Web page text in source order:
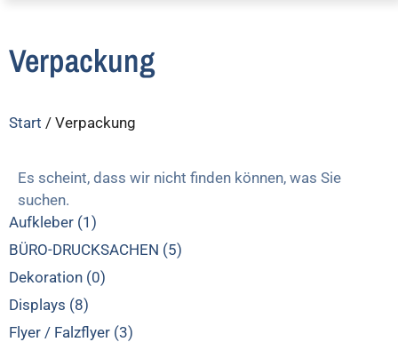
Verpackung
Start / Verpackung
Aufkleber (1)
BÜRO-DRUCKSACHEN (5)
Dekoration (0)
Displays (8)
Flyer / Falzflyer (3)
Es scheint, dass wir nicht finden können, was Sie
suchen.